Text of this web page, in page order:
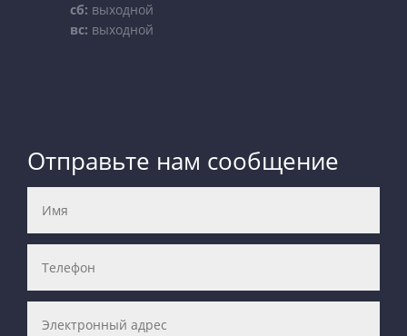
сб: выходной
вс: выходной
Отправьте нам сообщение